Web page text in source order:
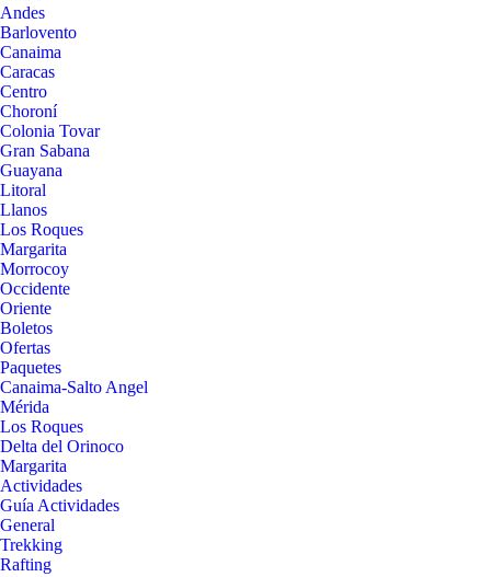
Andes
Barlovento
Canaima
Caracas
Centro
Choroní
Colonia Tovar
Gran Sabana
Guayana
Litoral
Llanos
Los Roques
Margarita
Morrocoy
Occidente
Oriente
Boletos
Ofertas
Paquetes
Canaima-Salto Angel
Mérida
Los Roques
Delta del Orinoco
Margarita
Actividades
Guía Actividades
General
Trekking
Rafting